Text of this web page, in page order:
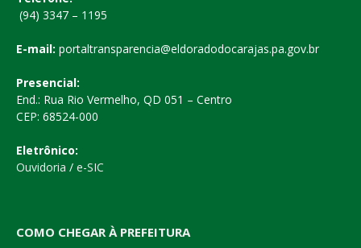
(94) 3347 – 1195
E-mail: portaltransparencia@eldoradodocarajas.pa.gov.br
Presencial:
End.: Rua Rio Vermelho, QD 051 – Centro
CEP: 68524-000
Eletrônico:
Ouvidoria / e-SIC
COMO CHEGAR À PREFEITURA